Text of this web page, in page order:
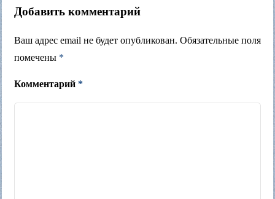
Добавить комментарий
Ваш адрес email не будет опубликован. Обязательные поля
помечены *
Комментарий *